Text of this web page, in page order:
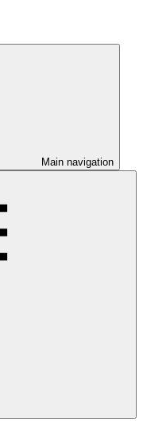
Main navigation